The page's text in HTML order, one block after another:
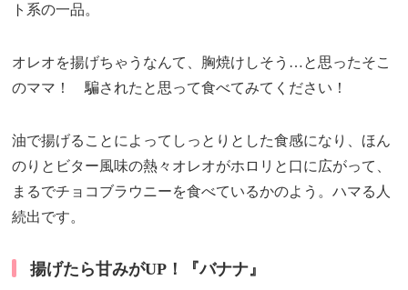
ト系の一品。
オレオを揚げちゃうなんて、胸焼けしそう…と思ったそこ
のママ！ 騙されたと思って食べてみてください！
油で揚げることによってしっとりとした食感になり、ほん
のりとビター風味の熱々オレオがホロリと口に広がって、
まるでチョコブラウニーを食べているかのよう。ハマる人
続出です。
揚げたら甘みがUP！『バナナ』